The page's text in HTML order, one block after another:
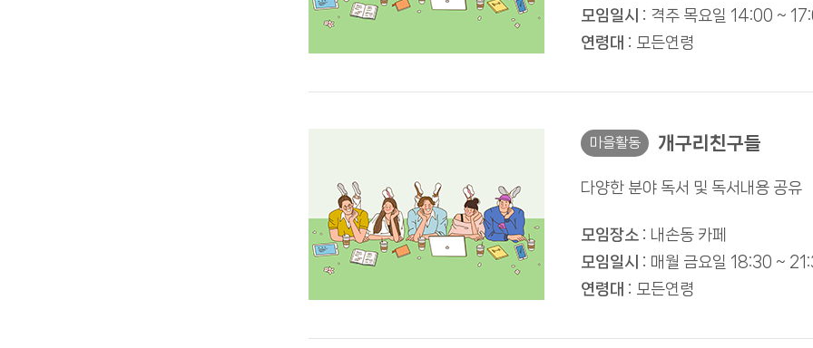
모임일시 : 격주 목요일 14:00 ~
연령대 : 모든연령
마을활동 개구리친구들
다양한 분야 독서 및 독서내용 공유
모임장소 : 내손동 카페
모임일시 : 매월 금요일 18:30 ~
연령대 : 모든연령